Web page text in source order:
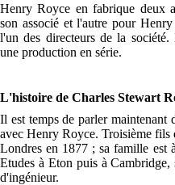
Henry Royce en fabrique deux
son associé et l'autre pour
l'un des directeurs de la
une production en série.
L'histoire de Charles Stewart
Il est temps de parler
avec Henry Royce. Troisième
Londres en 1877 ; sa famille est
Etudes à Eton puis à
d'ingénieur.